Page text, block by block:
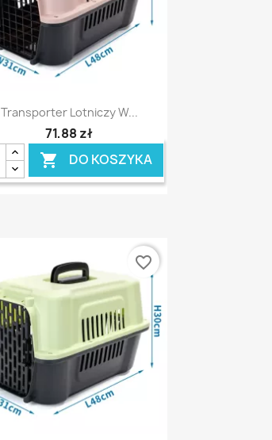
Szybki podgląd
Transporter Lotniczy W...
71,88 zł
 DO KOSZYKA
favorite_border